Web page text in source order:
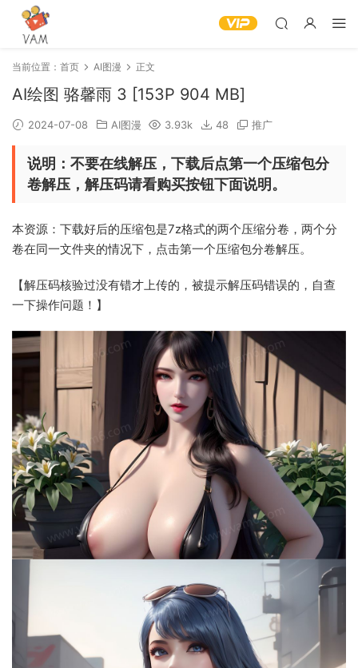
当前位置： 首页 AI图漫 正文
AI绘图 骆馨雨 3 [153P 904 MB]
2024-07-08 AI图漫 3.93k 48 推广
说明：不要在线解压，下载后点第一个压缩包分
卷解压，解压码请看购买按钮下面说明。
本资源：下载好后的压缩包是7z格式的两个压缩分卷，两个分
卷在同一文件夹的情况下，点击第一个压缩包分卷解压。
【解压码核验过没有错才上传的，被提示解压码错误的，自查
一下操作问题！】